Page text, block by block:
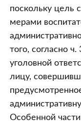
поскольку цель
мерами
того, согласно
уголовной
лицу,
Особенной